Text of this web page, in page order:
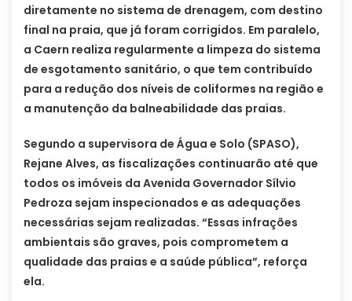
diretamente no sistema de drenagem, com destino
final na praia, que já foram corrigidos. Em paralelo,
a Caern realiza regularmente a limpeza do sistema
de esgotamento sanitário, o que tem contribuído
para a redução dos níveis de coliformes na região e
a manutenção da balneabilidade das praias.
Segundo a supervisora de Água e Solo (SPASO),
Rejane Alves, as fiscalizações continuarão até que
todos os imóveis da Avenida Governador Sílvio
Pedroza sejam inspecionados e as adequações
necessárias sejam realizadas. “Essas infrações
ambientais são graves, pois comprometem a
qualidade das praias e a saúde pública”, reforça
ela.